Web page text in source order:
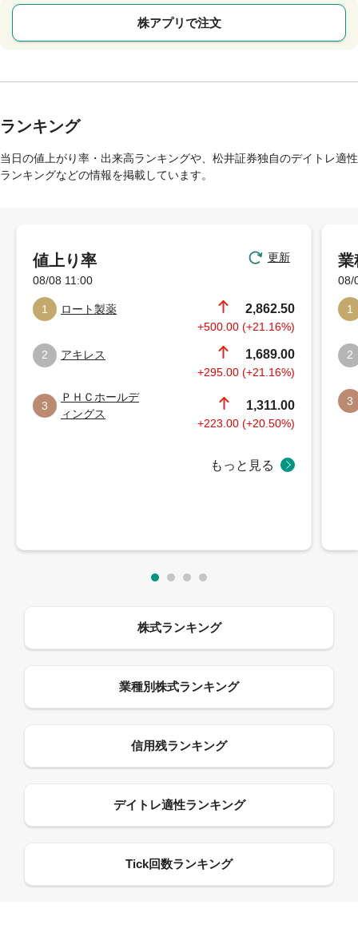
株アプリで注文
ランキング
当日の値上がり率・出来高ランキングや、松井証券独自のデイトレ適性
ランキングなどの情報を掲載しています。